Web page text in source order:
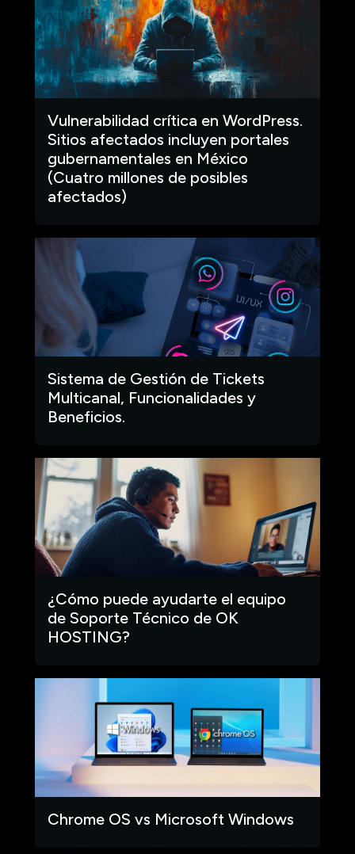
Vulnerabilidad crítica en WordPress.
Sitios afectados incluyen portales
gubernamentales en México
(Cuatro millones de posibles
afectados)
Sistema de Gestión de Tickets
Multicanal, Funcionalidades y
Beneficios.
¿Cómo puede ayudarte el equipo
de Soporte Técnico de OK
HOSTING?
Chrome OS vs Microsoft Windows